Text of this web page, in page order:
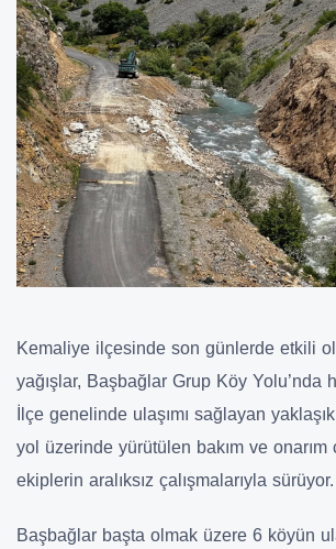
Kemaliye ilçesinde son günlerde etkili
yağışlar, Başbağlar Grup Köy Yolu’nda
İlçe genelinde ulaşımı sağlayan
yol üzerinde yürütülen bakım ve onarım
ekiplerin aralıksız çalışmalarıyla sürüyor.
Başbağlar başta olmak üzere 6 köyün